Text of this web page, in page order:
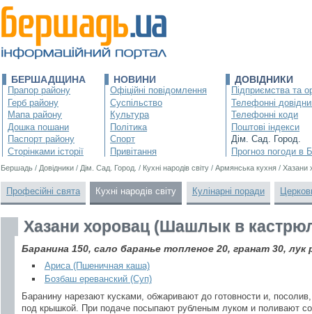
БЕРШАДЩИНА
Прапор району
Герб району
Мапа району
Дошка пошани
Паспорт району
Сторінками історії
НОВИНИ
Офіційні повідомлення
Суспільство
Культура
Політика
Спорт
Привітання
ДОВІДНИКИ
Підприємства та
Телефонні
Телефонні коди
Поштові індекси
Дім. Сад. Город.
Прогноз погоди в
Бершадь / Довідники / Дім. Сад. Город. / Кухні народів світу / Армянська кухня / Хазани
Професійні свята Кухні народів світу Кулінарні поради
Хазани хоровац (Шашлык в
Баранина 150, сало баранье топленое 20, гранат 30,
Ариса (Пшеничная каша)
Бозбаш ереванский (Суп)
Баранину нарезают кусками, обжаривают до готовности и,
под крышкой. При подаче посыпают рубленым луком и поливают